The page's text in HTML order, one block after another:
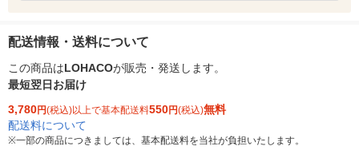
配送情報・送料について
この商品はLOHACOが販売・発送します。
最短翌日お届け
3,780円(税込)以上で基本配送料550円(税込)無料
配送料について
※一部の商品につきましては、基本配送料を当社が負担いたします。